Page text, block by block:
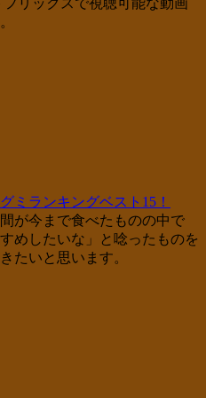
ミランキングベスト15！
が今まで食べたものの中で
めしたいな」と唸ったものを
たいと思います。